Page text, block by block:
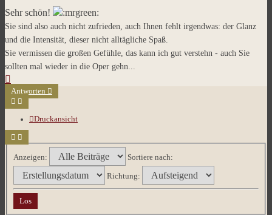
Sehr schön!
Sie sind also auch nicht zufrieden, auch Ihnen fehlt irgendwas: der Glanz
und die Intensität, dieser nicht alltägliche Spaß.
Sie vermissen die großen Gefühle, das kann ich gut verstehn - auch Sie
sollten mal wieder in die Oper gehn...
oben
Antworten
Druckansicht
Anzeigen: Sortiere nach:
Richtung: